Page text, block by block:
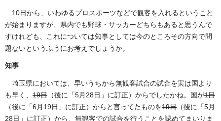
10日から、いわゆるプロスポーツなどで観客を入れるということ
が始まりますが、県内でも野球・サッカーどちらもあると思うんで
すけれども、これについては知事としては今のところその方向で問
題ないというふうにお考えでしょうか。
知事
埼玉県においては、早いうちから無観客試合の試合を実は国より
も早く、 19日 （後に「5月28日」に訂正）からでしたかね。国が1日
（後に「6月19日」に訂正）からと言ってたものを19日 （後に「5月
28日」に訂正）から、無観客での試合を行うことを認めてまいりま